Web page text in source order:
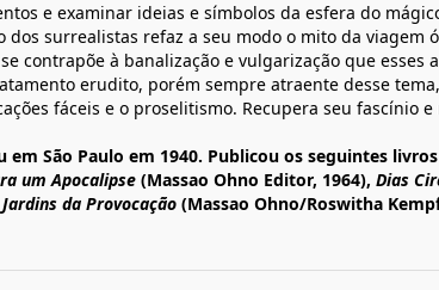
e examinar ideias e símbolos da esfera do
dos surrealistas refaz a seu modo o mito da viagem
contrapõe à banalização e vulgarização que esses
erudito, porém sempre atraente desse
fáceis e o proselitismo. Recupera seu fascínio
em São Paulo em 1940. Publicou os seguintes
um Apocalipse (Massao Ohno Editor, 1964), Dias
Jardins da Provocação (Massao Ohno/Roswitha